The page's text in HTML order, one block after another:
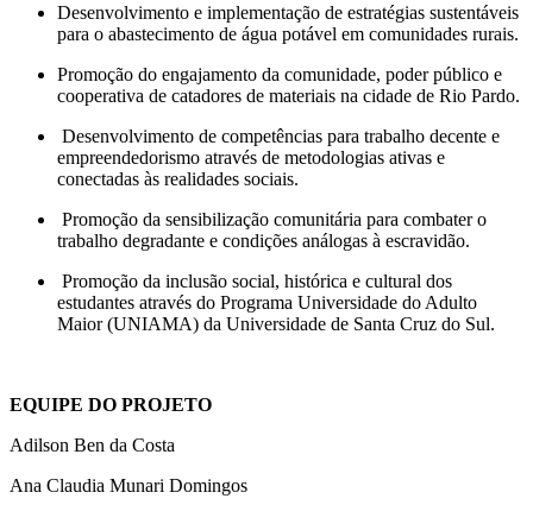
Desenvolvimento e implementação de estratégias sustentáveis
para o abastecimento de água potável em comunidades rurais.
Promoção do engajamento da comunidade, poder público e
cooperativa de catadores de materiais na cidade de Rio Pardo.
Desenvolvimento de competências para trabalho decente e
empreendedorismo através de metodologias ativas e
conectadas às realidades sociais.
Promoção da sensibilização comunitária para combater o
trabalho degradante e condições análogas à escravidão.
Promoção da inclusão social, histórica e cultural dos
estudantes através do Programa Universidade do Adulto
Maior (UNIAMA) da Universidade de Santa Cruz do Sul.
EQUIPE DO PROJETO
Adilson Ben da Costa
Ana Claudia Munari Domingos